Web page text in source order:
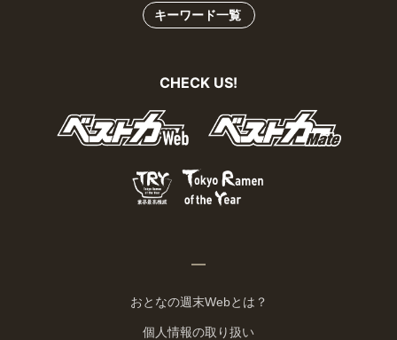
キーワード一覧
CHECK US!
おとなの週末Webとは？
個人情報の取り扱い